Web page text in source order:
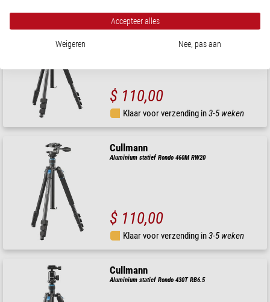
Cullmann
$ 110,00
Klaar voor verzending in3-5 weken
Cullmann
Aluminium statief Rondo 460M RW20
$ 110,00
Klaar voor verzending in3-5 weken
Cullmann
Aluminium statief Rondo 430T RB6.5
Accepteer alles
Weigeren Nee, pas aan